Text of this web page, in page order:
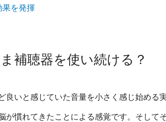
果を発揮
補聴器を使い続ける？
いと感じていた音量を小さく感じ始める
が慣れてきたことによる感覚です。そして